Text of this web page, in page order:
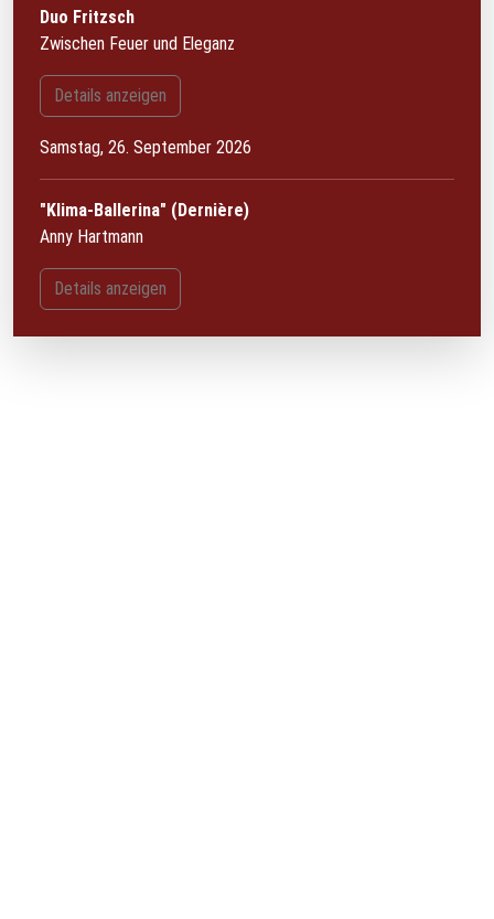
Duo Fritzsch
Zwischen Feuer und Eleganz
Details anzeigen
Samstag, 26. September 2026
"Klima-Ballerina" (Dernière)
Anny Hartmann
Details anzeigen